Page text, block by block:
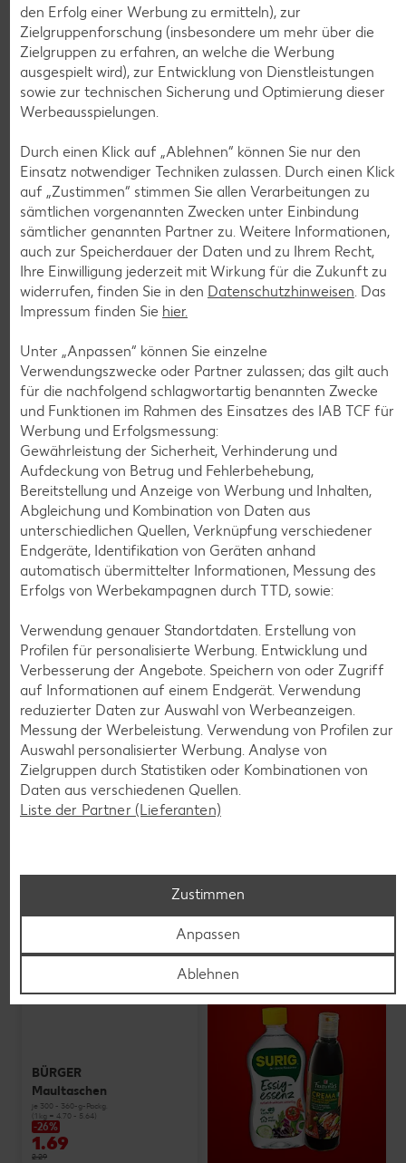
Tiefkühlkost
Gültig vom 06.08. bis 12.08.
KNÜLLER
.
je 6 - 12 St. = 398 - 560-ml-Packg.
(1 l = 5.34 - 7.52)
2.99
K-CLASSIC
Maxx XXL
2.99
K-PLANT BASED
Veganes Eis
je 500-ml-Becher
(1 l = 5.58)
nur
2.79
Weitere Angebote anzeigen
Feinkost, Konserven
Gültig vom 06.08. bis 12.08.
BÜRGER
Maultaschen
je 300 - 360-g-Packg.
(1 kg = 4.70 - 5.64)
-26%
1.69
2.29
den Erfolg einer Werbung zu ermitteln), zur
Zielgruppenforschung (insbesondere um mehr über die
Zielgruppen zu erfahren, an welche die Werbung
ausgespielt wird), zur Entwicklung von Dienstleistungen
sowie zur technischen Sicherung und Optimierung dieser
Werbeausspielungen.
Durch einen Klick auf „Ablehnen“ können Sie nur den
Einsatz notwendiger Techniken zulassen. Durch einen Klick
auf „Zustimmen“ stimmen Sie allen Verarbeitungen zu
sämtlichen vorgenannten Zwecken unter Einbindung
sämtlicher genannten Partner zu. Weitere Informationen,
auch zur Speicherdauer der Daten und zu Ihrem Recht,
Ihre Einwilligung jederzeit mit Wirkung für die Zukunft zu
widerrufen, finden Sie in den Datenschutzhinweisen. Das
Impressum finden Sie hier.
Unter „Anpassen“ können Sie einzelne
Verwendungszwecke oder Partner zulassen; das gilt auch
für die nachfolgend schlagwortartig benannten Zwecke
und Funktionen im Rahmen des Einsatzes des IAB TCF für
Werbung und Erfolgsmessung:
Gewährleistung der Sicherheit, Verhinderung und
Aufdeckung von Betrug und Fehlerbehebung,
Bereitstellung und Anzeige von Werbung und Inhalten,
Abgleichung und Kombination von Daten aus
unterschiedlichen Quellen, Verknüpfung verschiedener
Endgeräte, Identifikation von Geräten anhand
automatisch übermittelter Informationen, Messung des
Erfolgs von Werbekampagnen durch TTD, sowie:
Verwendung genauer Standortdaten. Erstellung von
Profilen für personalisierte Werbung. Entwicklung und
Verbesserung der Angebote. Speichern von oder Zugriff
auf Informationen auf einem Endgerät. Verwendung
reduzierter Daten zur Auswahl von Werbeanzeigen.
Messung der Werbeleistung. Verwendung von Profilen zur
Auswahl personalisierter Werbung. Analyse von
Zielgruppen durch Statistiken oder Kombinationen von
Daten aus verschiedenen Quellen.
Liste der Partner (Lieferanten)
Zustimmen
Anpassen
Ablehnen